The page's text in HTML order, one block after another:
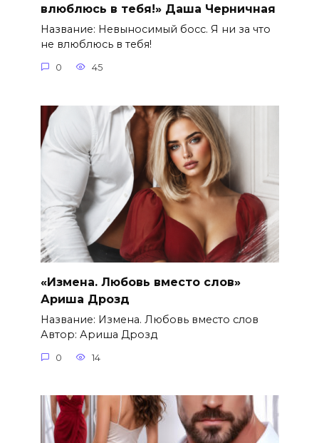
влюблюсь в тебя!» Даша Черничная
Название: Невыносимый босс. Я ни за что
не влюблюсь в тебя!
0 45
«Измена. Любовь вместо слов»
Ариша Дрозд
Название: Измена. Любовь вместо слов
Автор: Ариша Дрозд
0 14